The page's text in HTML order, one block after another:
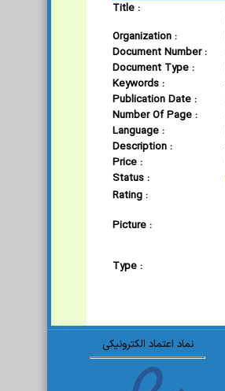
Title :
Organization :
Document Number :
Document Type :
Keywords :
Publication Date :
Number Of Page :
Language :
Description :
Price :
Status :
Rating :
Picture :
Type :
نماد اعتماد الکترونیکی